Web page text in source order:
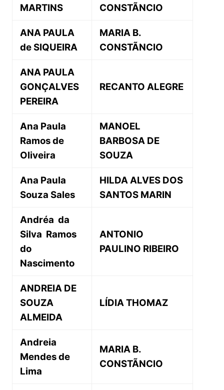
MARTINS CONSTÃNCIO
ANA PAULA
de SIQUEIRA
MARIA B.
CONSTÃNCIO
ANA PAULA
GONÇALVES
PEREIRA
RECANTO ALEGRE
Ana Paula
Ramos de
Oliveira
MANOEL
BARBOSA DE
SOUZA
Ana Paula
Souza Sales
HILDA ALVES DOS
SANTOS MARIN
Andréa da
Silva Ramos
do
Nascimento
ANTONIO
PAULINO RIBEIRO
ANDREIA DE
SOUZA
ALMEIDA
LÍDIA THOMAZ
Andreia
Mendes de
Lima
MARIA B.
CONSTÃNCIO